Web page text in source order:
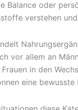
Balance oder
verstehen
vor allem an
in den
eine